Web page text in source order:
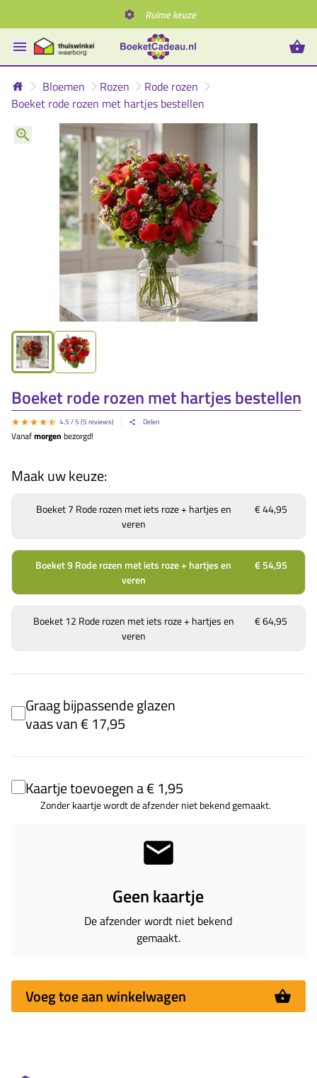
Ruime keuze
Bloemen Rozen
Rode rozen
Boeket rode rozen met hartjes bestellen
Boeket rode rozen met hartjes bestellen
4.5 / 5 (5 reviews) Delen
Vanafmorgen bezorgd!
Maak uw keuze:
Boeket 7 Rode rozen met iets roze + hartjes en
veren
€ 44,95
Boeket 9 Rode rozen met iets roze + hartjes en
veren
€ 54,95
Boeket 12 Rode rozen met iets roze + hartjes en
veren
€ 64,95
Graag bijpassende glazen
vaas van € 17,95
Kaartje toevoegen a € 1,95
Zonder kaartje wordt de afzender niet bekend gemaakt.
Geen kaartje
De afzender wordt niet bekend
gemaakt.
Voeg toe aan winkelwagen